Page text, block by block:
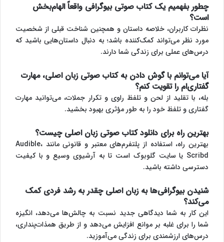
چطور بفهمیم یک کتاب صوتی بیوگرافی واقعاً الهام‌بخش
است؟
نظرات کاربران، خلاصه‌ داستان و همچنین شناخت قبلی از شخصیت
مورد نظر می‌تواند کمک‌کننده باشد؛ به دنبال داستان‌هایی باشید که
درس‌های عملی برای زندگی شما دارند.
آیا می‌توانم با گوش دادن به کتاب صوتی زبان اصلی، مهارت
گفتاری‌ام را تقویت کنم؟
بله، با تقلید از لحن و تلفظ راوی و تکرار جملات، می‌توانید مهارت
گفتاری و تلفظ خود را به طور مؤثری بهبود بخشید.
بهترین راه برای دانلود کتاب صوتی زبان اصلی چیست؟
بهترین راه، استفاده از پلتفرم‌های معتبر و قانونی مانند Audible،
Scribd یا سایت گلوبوک است تا به آرشیوی وسیع و با کیفیت
دسترسی داشته باشید.
شنیدن بیوگرافی‌ها به زبان اصلی چقدر به رشد فردی کمک
می‌کند؟
این کار به شما دیدگاهی جدید نسبت به چالش‌ها می‌دهد، انگیزه
شما را برای غلبه بر موانع افزایش می‌دهد و از طریق همذات‌پنداری،
درس‌های ارزشمندی برای زندگی می‌آموزید.